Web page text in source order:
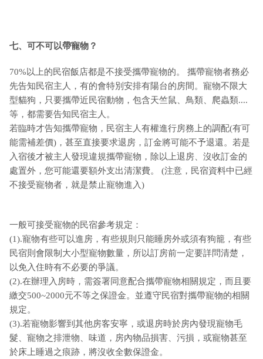
七、可不可以帶寵物？
70%以上的民宿飯店都是不接受攜帶寵物的。 攜帶寵物者務必
先告知民宿主人，有的會特別安排有陽台的房間。寵物不限大
型貓狗，只要攜帶近民宿動物，包含天竺鼠、鳥類、爬蟲類....
等，都需要告知民宿主人。
若臨時才告知攜帶寵物，民宿主人有權進行房務上的調配(有可
能需補差價)，甚至直接要求退房，訂金將可能不予退還。若是
入宿後才被主人發現違規攜帶寵物，除以上退房、沒收訂金的
處置外，您可能還要額外支出清潔費。 (注意，民宿資料中已經
不接受寵物者，就是禁止寵物進入)
一般可接受寵物的民宿參考規定：
(1).寵物有些可以進房，有些規則只能睡房外或須有狗籠，有些
民宿則會限制大小型寵物數量，所以訂房前一定要詳問清楚，
以免入住時有不必要的爭議。
(2).在辦理入房時，需簽署同意配合攜帶寵物相關規定，而且要
繳交500~2000元不等之保證金。並遵守民宿對攜帶寵物的相關
規定。
(3).若寵物影響到其他房客安寧，或退房時於房內發現寵物毛
髮、寵物之排泄物、味道，房內物品損害、污損，或寵物甚至
於床上睡過之痕跡，將沒收全數保證金。